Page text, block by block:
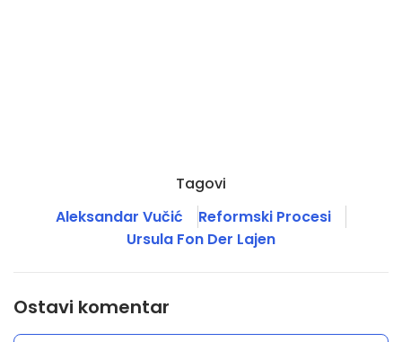
Tagovi
Aleksandar Vučić
Reformski Procesi
Ursula Fon Der Lajen
Ostavi komentar